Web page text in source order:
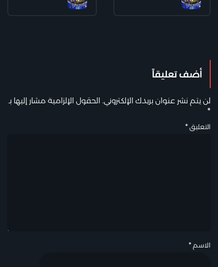
أضف تعليقاً
لن يتم نشر عنوان بريدك الإلكتروني. الحقول الإلزامية مشار إليها بـ
*
التعليق*
الاسم *